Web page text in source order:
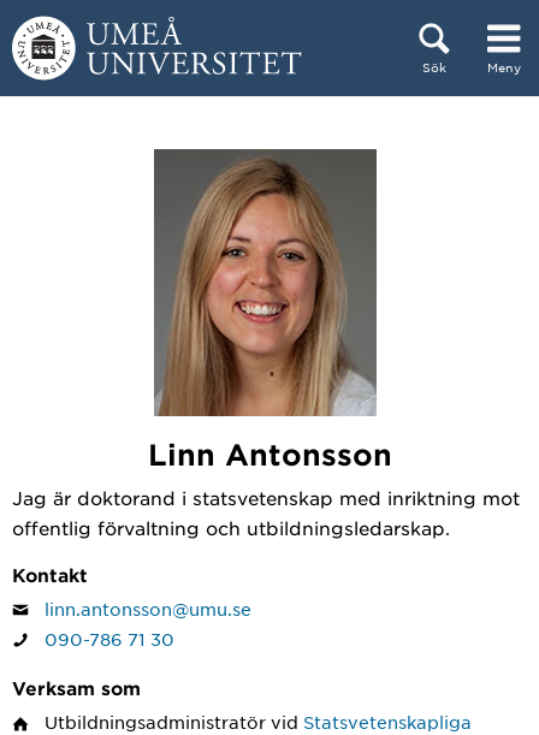
Hoppa direkt till innehållet
Sök Meny
Linn Antonsson
Jag är doktorand i statsvetenskap med inriktning mot
offentlig förvaltning och utbildningsledarskap.
Kontakt
linn.antonsson@umu.se
090-786 71 30
Verksam som
Utbildningsadministratör vid Statsvetenskapliga